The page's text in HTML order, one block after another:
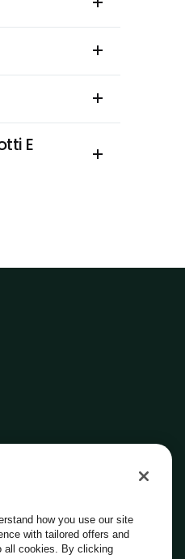
E
how you use our site
with tailored offers and
all cookies. By clicking